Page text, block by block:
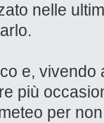
nelle
e,
più
per